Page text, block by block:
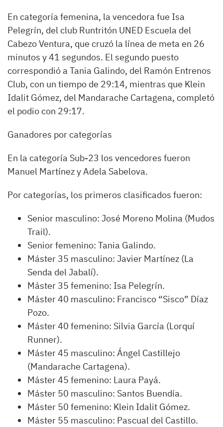
En categoría femenina, la vencedora fue Isa
Pelegrín, del club Runtritón UNED Escuela del
Cabezo Ventura, que cruzó la línea de meta en 26
minutos y 41 segundos. El segundo puesto
correspondió a Tania Galindo, del Ramón Entrenos
Club, con un tiempo de 29:14, mientras que Klein
Idalit Gómez, del Mandarache Cartagena, completó
el podio con 29:17.
Ganadores por categorías
En la categoría Sub-23 los vencedores fueron
Manuel Martínez y Adela Sabelova.
Por categorías, los primeros clasificados fueron:
Senior masculino: José Moreno Molina (Mudos
Trail).
Senior femenino: Tania Galindo.
Máster 35 masculino: Javier Martínez (La
Senda del Jabalí).
Máster 35 femenino: Isa Pelegrín.
Máster 40 masculino: Francisco “Sisco” Díaz
Pozo.
Máster 40 femenino: Silvia García (Lorquí
Runner).
Máster 45 masculino: Ángel Castillejo
(Mandarache Cartagena).
Máster 45 femenino: Laura Payá.
Máster 50 masculino: Santos Buendía.
Máster 50 femenino: Klein Idalit Gómez.
Máster 55 masculino: Pascual del Castillo.